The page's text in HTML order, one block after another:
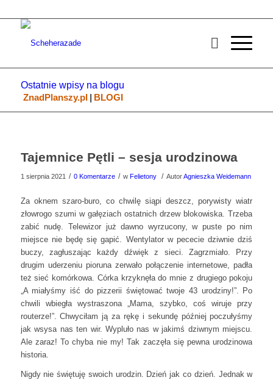
Ostatnie wpisy na blogu
ZnadPlanszy.pl | BLOGI
Tajemnice Pętli – sesja urodzinowa
1 sierpnia 2021 / 0 Komentarze / w Felietony / AutorAgnieszka Weidemann
Za oknem szaro-buro, co chwilę siąpi deszcz, porywisty wiatr
złowrogo szumi w gałęziach ostatnich drzew blokowiska. Trzeba
zabić nudę. Telewizor już dawno wyrzucony, w puste po nim
miejsce nie będę się gapić. Wentylator w pececie dziwnie dziś
buczy, zagłuszając każdy dźwięk z sieci. Zagrzmiało. Przy
drugim uderzeniu pioruna zerwało połączenie internetowe, padła
też sieć komórkowa. Córka krzyknęła do mnie z drugiego pokoju
„A miałyśmy iść do pizzerii świętować twoje 43 urodziny!”. Po
chwili wbiegła wystraszona „Mama, szybko, coś wiruje przy
routerze!”. Chwyciłam ją za rękę i sekundę później poczułyśmy
jak wsysa nas ten wir. Wypluło nas w jakimś dziwnym miejscu.
Ale zaraz! To chyba nie my! Tak zaczęła się pewna urodzinowa
historia.
Nigdy nie świętuję swoich urodzin. Dzień jak co dzień. Jednak w